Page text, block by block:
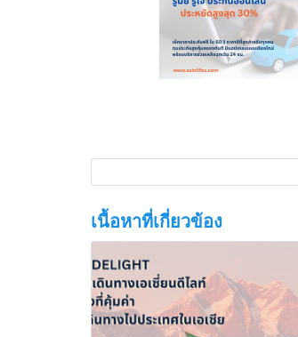
เนื้อหาที่เกี่ยวข้อง